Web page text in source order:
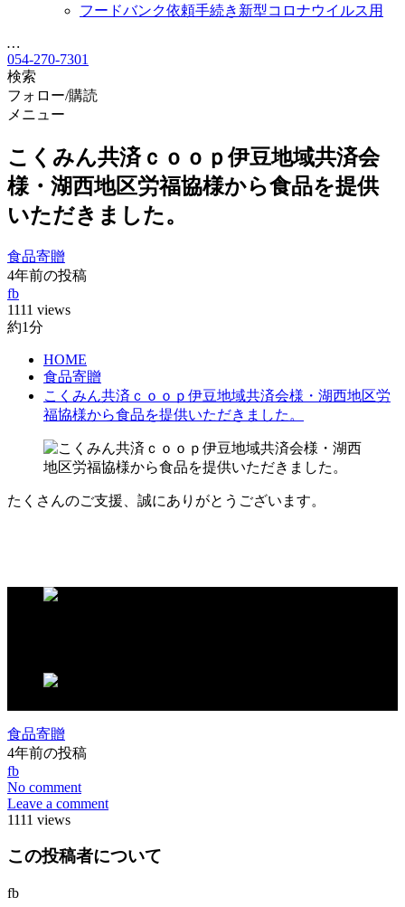
フードバンク依頼手続き新型コロナウイルス用
…
054-270-7301
検索
フォロー/購読
メニュー
こくみん共済ｃｏｏｐ伊豆地域共済会
様・湖西地区労福協様から食品を提供
いただきました。
食品寄贈
4年前の投稿
fb
1111 views
約1分
HOME
食品寄贈
こくみん共済ｃｏｏｐ伊豆地域共済会様・湖西地区労
福協様から食品を提供いただきました。
たくさんのご支援、誠にありがとうございます。
食品寄贈
4年前の投稿
fb
No comment
Leave a comment
1111 views
この投稿者について
fb